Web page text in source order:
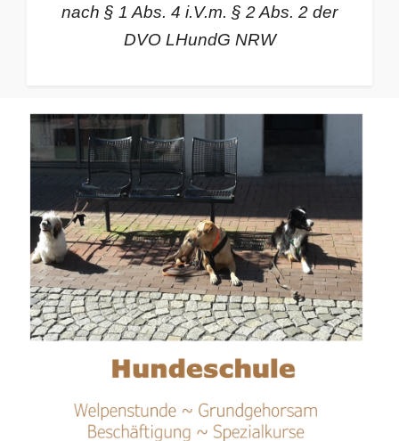
nach § 1 Abs. 4 i.V.m. § 2 Abs. 2 der
DVO LHundG NRW